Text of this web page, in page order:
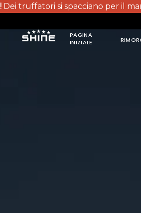
PAGINA
INIZIALE
si spacciano per il marchio